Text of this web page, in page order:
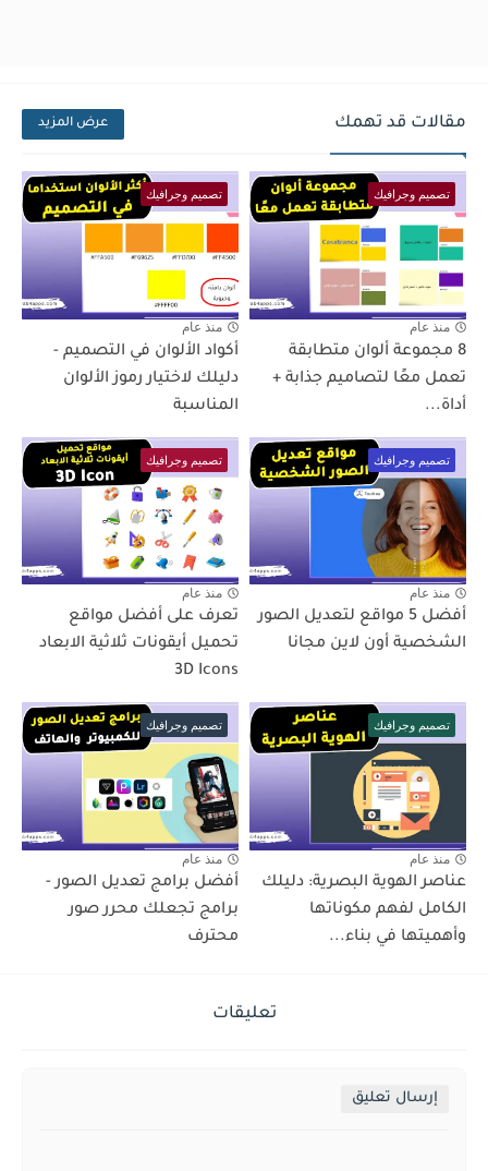
مقالات قد تهمك عرض المزيد
تصميم وجرافيك
منذ عام
8 مجموعة ألوان متطابقة
تعمل معًا لتصاميم جذابة +
أداة...
تصميم وجرافيك
منذ عام
أكواد الألوان في التصميم -
دليلك لاختيار رموز الألوان
المناسبة
تصميم وجرافيك
منذ عام
أفضل 5 مواقع لتعديل الصور
الشخصية أون لاين مجانا
تصميم وجرافيك
منذ عام
تعرف على أفضل مواقع
تحميل أيقونات ثلاثية الابعاد
3D Icons
تصميم وجرافيك
منذ عام
عناصر الهوية البصرية: دليلك
الكامل لفهم مكوناتها
وأهميتها في بناء...
تصميم وجرافيك
منذ عام
أفضل برامج تعديل الصور -
برامج تجعلك محرر صور
محترف
تعليقات
إرسال تعليق